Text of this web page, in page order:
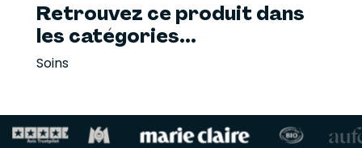
Retrouvez ce produit dans
les catégories...
Soins